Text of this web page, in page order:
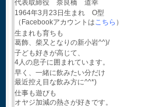
代表取締役 奈良橋 道幸
1964年3月23日生まれ O型
（Facebookアカウントはこちら ）
生まれも育ちも
葛飾、柴又となりの新小岩^^)/
子ども好きが高じて、
4人の息子に囲まれています。
早く、一緒に飲みたい分だけ
最近控え目な飲み方に^^*)
仕事も遊びも
オヤジ加減の熱さが好きです。